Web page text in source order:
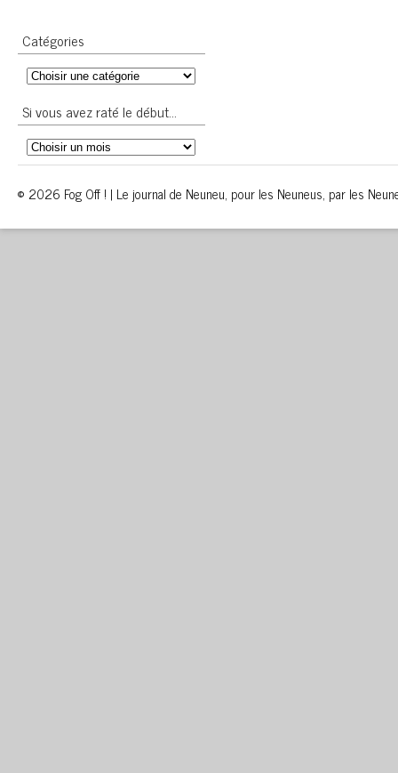
Catégories
Si vous avez raté le début…
© 2026 Fog Off ! | Le journal de Neuneu, pour les Neuneus, par les